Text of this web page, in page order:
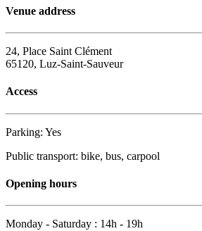
Venue address
24, Place Saint Clément
65120, Luz-Saint-Sauveur
Access
Parking: Yes
Public transport: bike, bus, carpool
Opening hours
Monday - Saturday : 14h - 19h